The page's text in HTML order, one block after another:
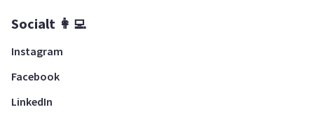
Socialt 👩‍💻
Instagram
Facebook
LinkedIn